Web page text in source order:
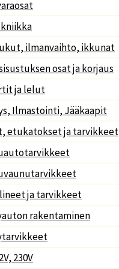
ilmanvaihto, ikkunat
osat ja korjaus
ja lelut
Ilmastointi, Jääkaapit
etukatokset ja tarvikkeet
ja tarvikkeet
rakentaminen
230V